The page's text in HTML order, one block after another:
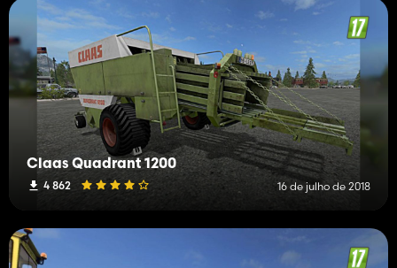
Claas Quadrant 1200
4 862 16 de julho de 2018